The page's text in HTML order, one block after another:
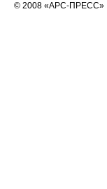
© 2008 «АРС-ПРЕСС»